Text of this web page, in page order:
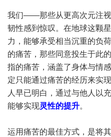
我们——那些从更高次元注
韧性感到惊叹。在地球这颗
力，能够承受相当沉重的负
的痛苦，那些同意投生于此的
指的痛苦，涵盖了身体与情
定只能通过痛苦的经历来实
人早已明白，通过与他人以
能够实现灵性的提升。
运用痛苦的最佳方式，是将